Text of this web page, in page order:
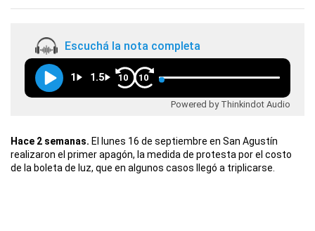
Escuchá la nota completa
1 1.5 10 10
Powered by Thinkindot Audio
Hace 2 semanas. El lunes 16 de septiembre en San Agustín
realizaron el primer apagón, la medida de protesta por el costo
de la boleta de luz, que en algunos casos llegó a triplicarse.